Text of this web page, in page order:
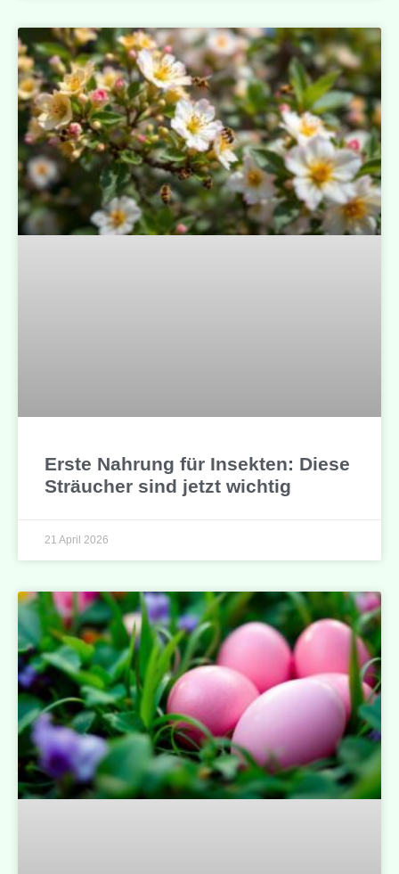
Erste Nahrung für Insekten: Diese
Sträucher sind jetzt wichtig
21 April 2026